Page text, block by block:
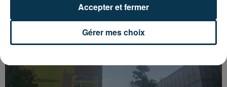
Gérer mes choix
Accepter et fermer